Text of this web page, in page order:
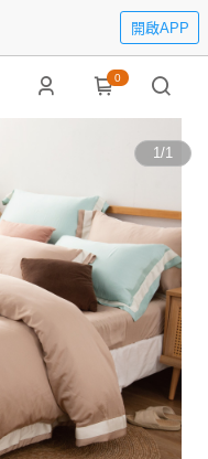
開啟APP
0
1/1